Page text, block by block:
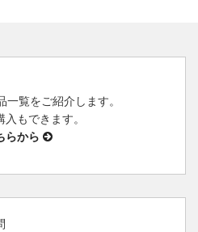
覧をご紹介します。
もできます。
らから